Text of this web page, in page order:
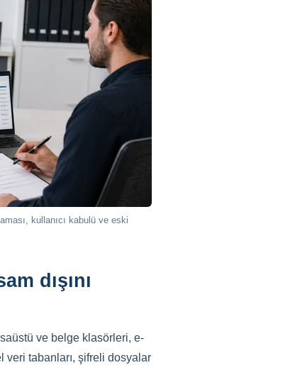
kullanıcı kabulü ve eski
dışını
ve belge klasörleri, e-
veri tabanları, şifreli dosyalar